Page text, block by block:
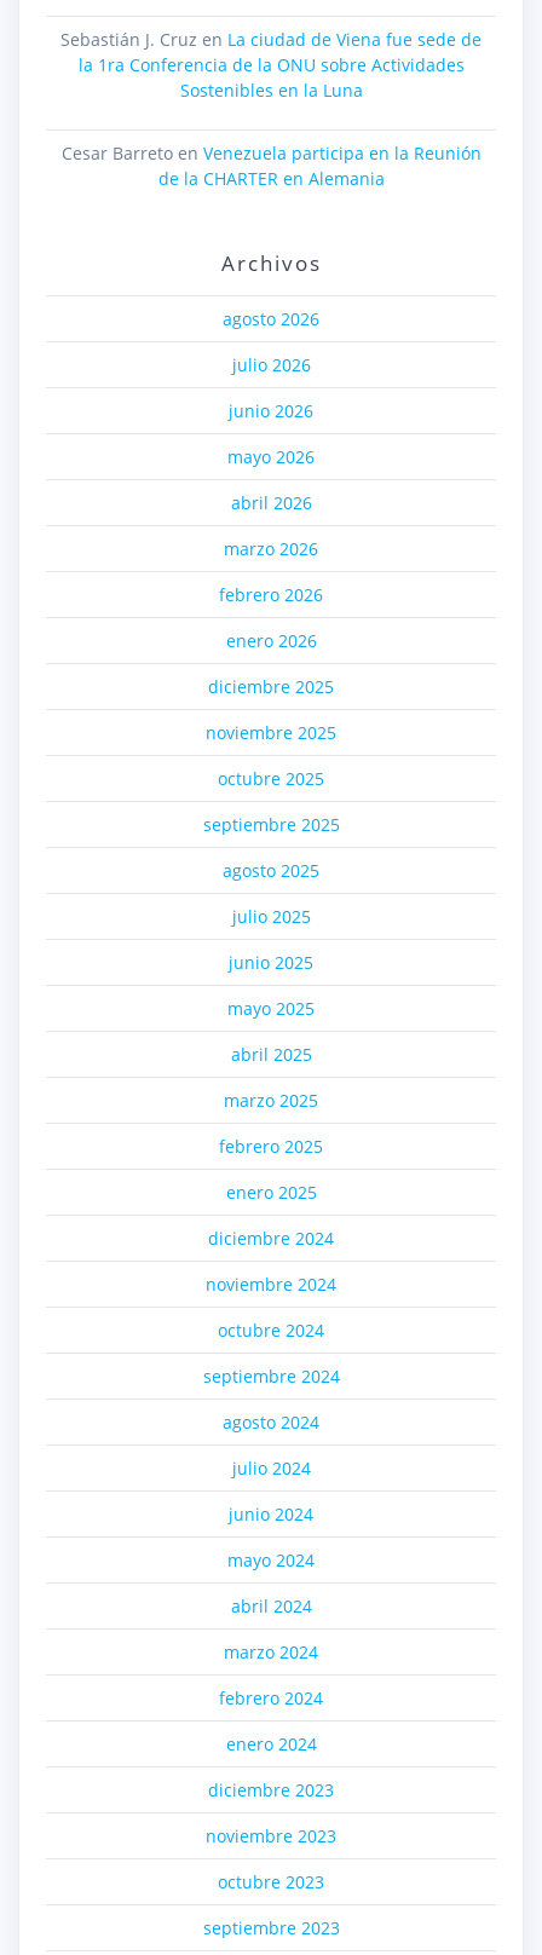
Sebastián J. Cruz en La ciudad de Viena fue sede de
la 1ra Conferencia de la ONU sobre Actividades
Sostenibles en la Luna
Cesar Barretoen Venezuela participa en la Reunión
de la CHARTER en Alemania
Archivos
agosto 2026
julio 2026
junio 2026
mayo 2026
abril 2026
marzo 2026
febrero 2026
enero 2026
diciembre 2025
noviembre 2025
octubre 2025
septiembre 2025
agosto 2025
julio 2025
junio 2025
mayo 2025
abril 2025
marzo 2025
febrero 2025
enero 2025
diciembre 2024
noviembre 2024
octubre 2024
septiembre 2024
agosto 2024
julio 2024
junio 2024
mayo 2024
abril 2024
marzo 2024
febrero 2024
enero 2024
diciembre 2023
noviembre 2023
octubre 2023
septiembre 2023